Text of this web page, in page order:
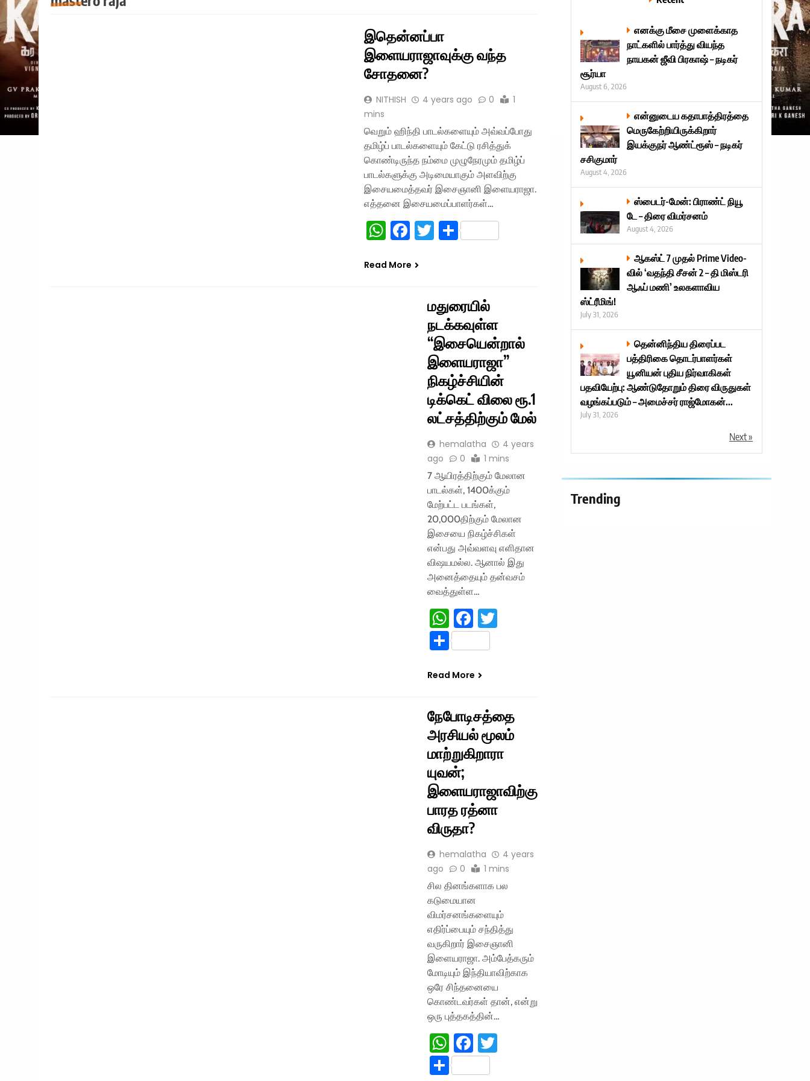
இதென்னப்பா
இளையராஜாவுக்கு வந்த
சோதனை?
NITHISH 4 years ago 0
1
mins
வெறும் ஹிந்தி பாடல்களையும் அவ்வப்போது
தமிழ்ப் பாடல்களையும் கேட்டு ரசித்துக்
கொண்டிருந்த நம்மை முழுநேரமும் தமிழ்ப்
பாடல்களுக்கு அடிமையாகும் அளவிற்கு
இசையமைத்தவர் இசைஞானி இளையராஜா.
எத்தனை இசையமைப்பாளர்கள்…
WhatsApp
Facebook
TwitterShare
Read More
மதுரையில்
நடக்கவுள்ள
“இசையென்றால்
இளையராஜா”
நிகழ்ச்சியின்
டிக்கெட் விலை ரூ.1
லட்சத்திற்கும் மேல்
hemalatha
4 years
ago
0 1 mins
7 ஆயிரத்திற்கும் மேலான
பாடல்கள், 1400க்கும்
மேற்பட்ட படங்கள்,
20,000திற்கும் மேலான
இசையை நிகழ்ச்சிகள்
என்பது அவ்வளவு எளிதான
விஷயமல்ல. ஆனால் இது
அனைத்தையும் தன்வசம்
வைத்துள்ள…
WhatsApp
Facebook
Share
Read More
நேபோடிசத்தை
அரசியல் மூலம்
மாற்றுகிறாரா
யுவன்;
இளையராஜாவிற்கு
பாரத ரத்னா
விருதா?
hemalatha
4 years
ago
0 1 mins
சில தினங்களாக பல
கடுமையான
விமர்சனங்களையும்
எதிர்ப்பையும் சந்தித்து
வருகிறார் இசைஞானி
இளையராஜா. அம்பேத்கரும்
மோடியும் இந்தியாவிற்காக
ஒரே சிந்தனையை
கொண்டவர்கள் தான், என்று
ஒரு புத்தகத்தின்…
WhatsApp
Facebook
Share
எனக்கு மீசை முளைக்காத
நாட்களில் பார்த்து வியந்த
நாயகன் ஜீவி பிரகாஷ் – நடிகர்
சூர்யா
August 6, 2026
என்னுடைய கதாபாத்திரத்தை
மெருகேற்றியிருக்கிறார்
இயக்குநர் ஆண்ட்ரூஸ் – நடிகர்
சசிகுமார்
August 4, 2026
ஸ்பைடர்-மேன்: பிராண்ட் நியூ
டே – திரை விமர்சனம்
August 4, 2026
ஆகஸ்ட் 7 முதல் Prime Video-
வில் ‘வதந்தி சீசன் 2 – தி மிஸ்டரி
ஆஃப் மணி’ உலகளாவிய
ஸ்ட்ரீமிங்!
July 31, 2026
தென்னிந்திய திரைப்பட
பத்திரிகை தொடர்பாளர்கள்
யூனியன் புதிய நிர்வாகிகள்
பதவியேற்பு: ஆண்டுதோறும் திரை விருதுகள்
வழங்கப்படும் – அமைச்சர் ராஜ்மோகன்...
July 31, 2026
Next »
Trending